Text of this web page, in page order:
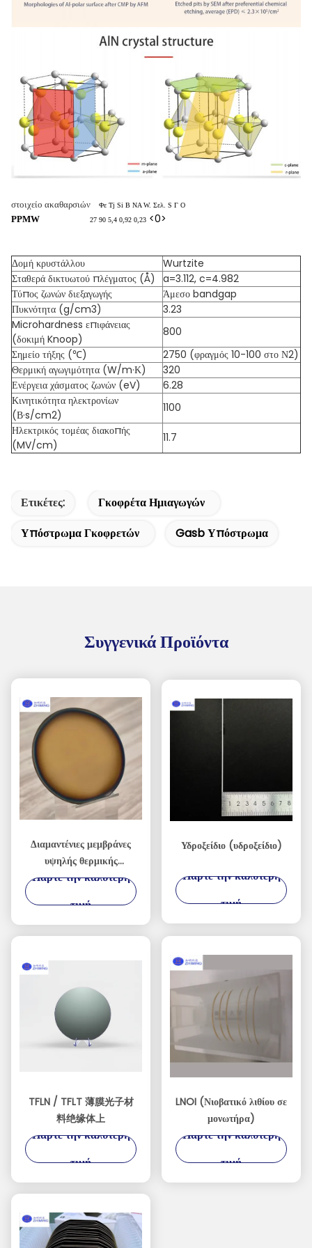
στοιχείο ακαθαρσιών Φε Tj Si Β NA W. Σελ. S Γ Ο
PPMW 27 90 5,4 0,92 0,23 <0>
Δομή κρυστάλλου
Wurtzite
Σταθερά δικτυωτού πλέγματος (Å)
a=3.112, c=4.982
Τύπος ζωνών διεξαγωγής
Άμεσο bandgap
Πυκνότητα (g/cm3)
3.23
Microhardness επιφάνειας
(δοκιμή Knoop)
800
Σημείο τήξης (℃)
2750 (φραγμός 10-100 στο Ν2)
Θερμική αγωγιμότητα (W/m·Κ)
320
Ενέργεια χάσματος ζωνών (eV)
6.28
Κινητικότητα ηλεκτρονίων
(Β·s/cm2)
1100
Ηλεκτρικός τομέας διακοπής
(MV/cm)
11.7
Ετικέτες:
Γκοφρέτα Ημιαγωγών
Υπόστρωμα Γκοφρετών
Gasb Υπόστρωμα
Συγγενικά Προϊόντα
Διαμαντένιες μεμβράνες
υψηλής θερμικής
αγωγιμότητας για
Πάρτε την καλύτερη
τιμή
Υδροξείδιο (υδροξείδιο)
Πάρτε την καλύτερη
τιμή
TFLN / TFLT 薄膜光子材
料绝缘体上
Πάρτε την καλύτερη
τιμή
LNOI (Νιοβατικό λιθίου σε
μονωτήρα)
Πάρτε την καλύτερη
τιμή